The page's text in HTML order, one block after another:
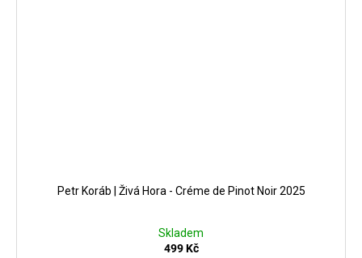
Petr Koráb | Živá Hora - Créme de Pinot Noir 2025
Skladem
499 Kč